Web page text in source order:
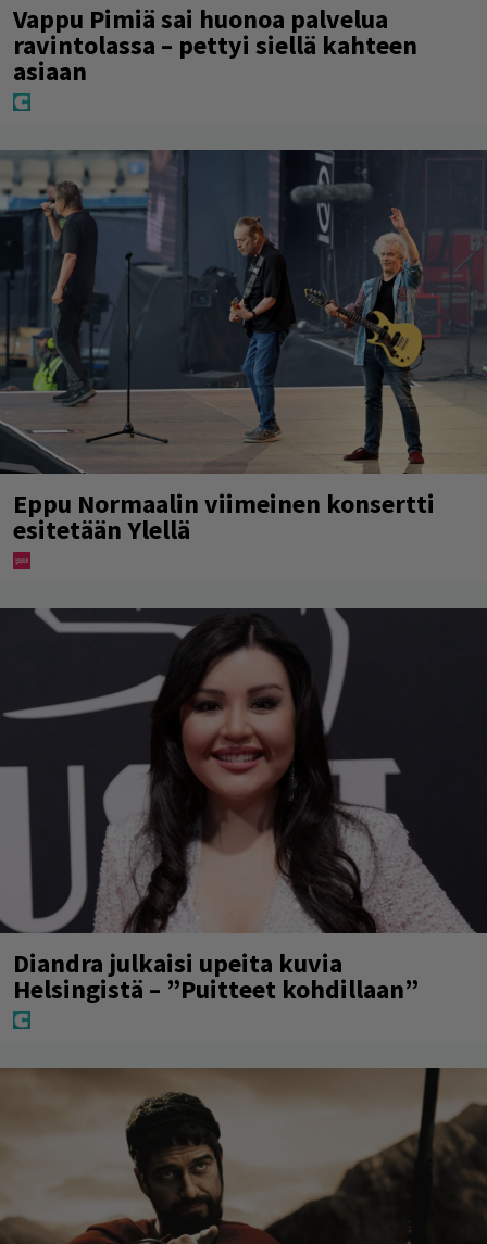
Vappu Pimiä sai huonoa palvelua
ravintolassa – pettyi siellä kahteen
asiaan
Eppu Normaalin viimeinen konsertti
esitetään Ylellä
Diandra julkaisi upeita kuvia
Helsingistä – ”Puitteet kohdillaan”